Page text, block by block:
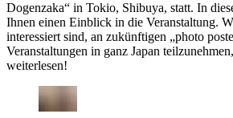
Dogenzaka“ in Tokio, Shibuya, statt. In
Ihnen einen Einblick in die Veranstaltung.
interessiert sind, an zukünftigen „photo
Veranstaltungen in ganz Japan
weiterlesen!